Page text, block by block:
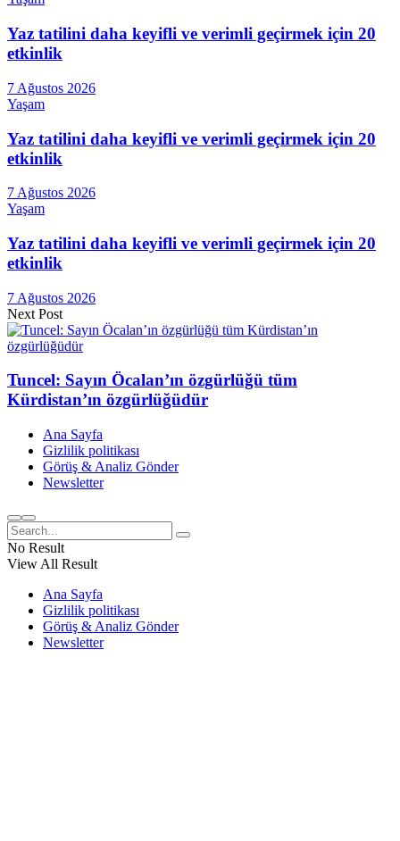
Yaz tatilini daha keyifli ve verimli geçirmek için 20
etkinlik
7 Ağustos 2026
Yaşam
Yaz tatilini daha keyifli ve verimli geçirmek için 20
etkinlik
7 Ağustos 2026
Yaşam
Yaz tatilini daha keyifli ve verimli geçirmek için 20
etkinlik
7 Ağustos 2026
Next Post
Tuncel: Sayın Öcalan’ın özgürlüğü tüm
Kürdistan’ın özgürlüğüdür
Ana Sayfa
Gizlilik politikası
Görüş & Analiz Gönder
Newsletter
No Result
View All Result
Ana Sayfa
Gizlilik politikası
Görüş & Analiz Gönder
Newsletter